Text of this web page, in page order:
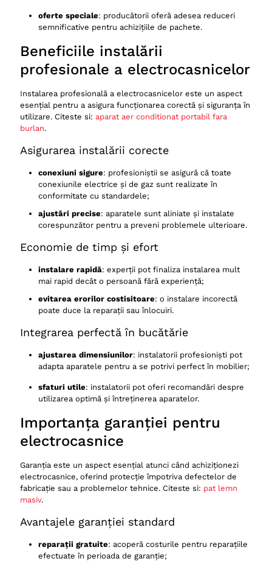
oferte speciale: producătorii oferă adesea reduceri
semnificative pentru achizițiile de pachete.
Beneficiile instalării
profesionale a electrocasnicelor
Instalarea profesională a electrocasnicelor este un aspect
esențial pentru a asigura funcționarea corectă și siguranța în
utilizare. Citeste si: aparat aer conditionat portabil fara
burlan.
Asigurarea instalării corecte
conexiuni sigure: profesioniștii se asigură că toate
conexiunile electrice și de gaz sunt realizate în
conformitate cu standardele;
ajustări precise: aparatele sunt aliniate și instalate
corespunzător pentru a preveni problemele ulterioare.
Economie de timp și efort
instalare rapidă: experții pot finaliza instalarea mult
mai rapid decât o persoană fără experiență;
evitarea erorilor costisitoare: o instalare incorectă
poate duce la reparații sau înlocuiri.
Integrarea perfectă în bucătărie
ajustarea dimensiunilor: instalatorii profesioniști pot
adapta aparatele pentru a se potrivi perfect în mobilier;
sfaturi utile: instalatorii pot oferi recomandări despre
utilizarea optimă și întreținerea aparatelor.
Importanța garanției pentru
electrocasnice
Garanția este un aspect esențial atunci când achiziționezi
electrocasnice, oferind protecție împotriva defectelor de
fabricație sau a problemelor tehnice. Citeste si: pat lemn
masiv.
Avantajele garanției standard
reparații gratuite: acoperă costurile pentru reparațiile
efectuate în perioada de garanție;